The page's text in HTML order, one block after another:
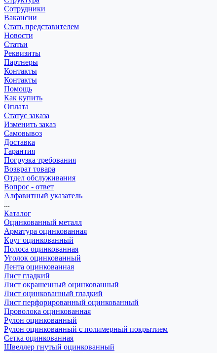
Сотрудники
Вакансии
Стать представителем
Новости
Статьи
Реквизиты
Партнеры
Контакты
Контакты
Помощь
Как купить
Оплата
Статус заказа
Изменить заказ
Самовывоз
Доставка
Гарантия
Погрузка требования
Возврат товара
Отдел обслуживания
Вопрос - ответ
Алфавитный указатель
...
Каталог
Оцинкованный металл
Арматура оцинкованная
Круг оцинкованный
Полоса оцинкованная
Уголок оцинкованный
Лента оцинкованная
Лист гладкий
Лист окрашенный оцинкованный
Лист оцинкованный гладкий
Лист перфорированный оцинкованный
Проволока оцинкованная
Рулон оцинкованный
Рулон оцинкованный с полимерный покрытием
Сетка оцинкованная
Швеллер гнутый оцинкованный